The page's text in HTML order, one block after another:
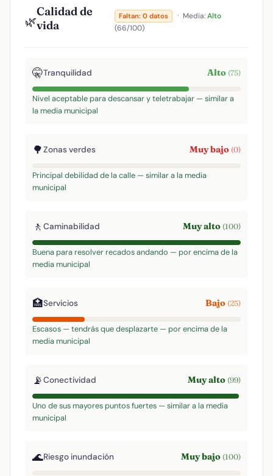
🌿
Calidad de
vida
Faltan: 0 datos · Media:Alto
(66/100)
🤫Tranquilidad Alto (75)
Nivel aceptable para descansar y teletrabajar — similar a
la media municipal
🌳Zonas verdes Muy bajo (0)
Principal debilidad de la calle — similar a la media
municipal
🚶 Caminabilidad Muy alto (100)
Buena para resolver recados andando — por encima de la
media municipal
🏥Servicios Bajo (25)
Escasos — tendrás que desplazarte — por encima de la
media municipal
📡Conectividad Muy alto (99)
Uno de sus mayores puntos fuertes — similar a la media
municipal
🌊Riesgo inundación Muy bajo (100)